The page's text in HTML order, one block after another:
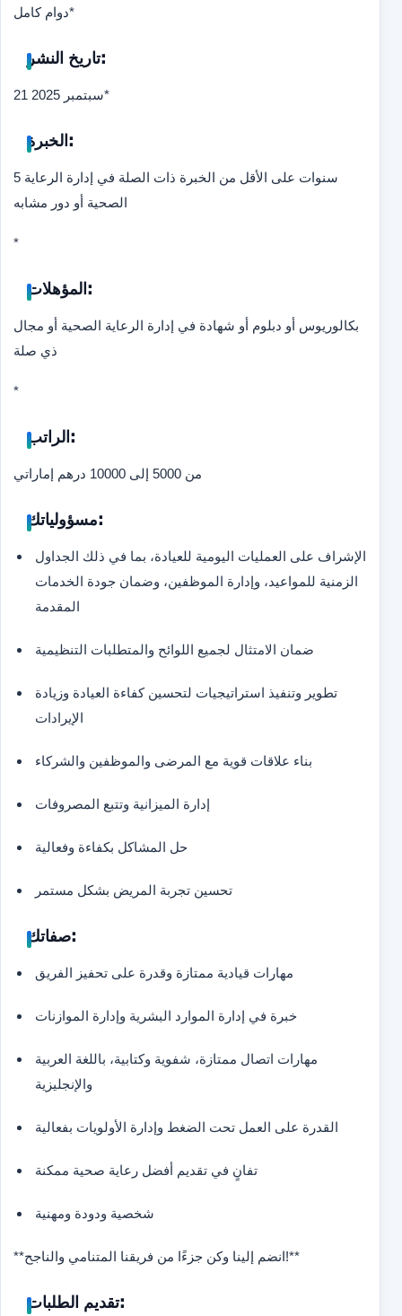
دوام كامل*
تاريخ النشر:
21 سبتمبر 2025*
الخبرة:
5 سنوات على الأقل من الخبرة ذات الصلة في إدارة الرعاية
الصحية أو دور مشابه
*
المؤهلات:
بكالوريوس أو دبلوم أو شهادة في إدارة الرعاية الصحية أو مجال
ذي صلة
*
الراتب:
من 5000 إلى 10000 درهم إماراتي
مسؤولياتك:
الإشراف على العمليات اليومية للعيادة، بما في ذلك الجداول
الزمنية للمواعيد، وإدارة الموظفين، وضمان جودة الخدمات
المقدمة
ضمان الامتثال لجميع اللوائح والمتطلبات التنظيمية
تطوير وتنفيذ استراتيجيات لتحسين كفاءة العيادة وزيادة
الإيرادات
بناء علاقات قوية مع المرضى والموظفين والشركاء
إدارة الميزانية وتتبع المصروفات
حل المشاكل بكفاءة وفعالية
تحسين تجربة المريض بشكل مستمر
صفاتك:
مهارات قيادية ممتازة وقدرة على تحفيز الفريق
خبرة في إدارة الموارد البشرية وإدارة الموازنات
مهارات اتصال ممتازة، شفوية وكتابية، باللغة العربية
والإنجليزية
القدرة على العمل تحت الضغط وإدارة الأولويات بفعالية
تفانٍ في تقديم أفضل رعاية صحية ممكنة
شخصية ودودة ومهنية
**انضم إلينا وكن جزءًا من فريقنا المتنامي والناجح!**
تقديم الطلبات: